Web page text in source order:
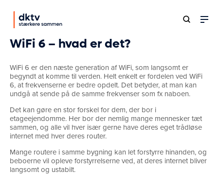
WiFi 6 – hvad er det?
WiFi 6 er den næste generation af WiFi, som langsomt er
begyndt at komme til verden. Helt enkelt er fordelen ved WiFi
6, at frekvenserne er bedre opdelt. Det betyder, at man kan
undgå at sende på de samme frekvenser som fx naboen.
Det kan gøre en stor forskel for dem, der bor i
etageejendomme. Her bor der nemlig mange mennesker tæt
sammen, og alle vil hver især gerne have deres eget trådløse
internet med hver deres router.
Mange routere i samme bygning kan let forstyrre hinanden, og
beboerne vil opleve forstyrrelserne ved, at deres internet bliver
langsomt og ustabilt.